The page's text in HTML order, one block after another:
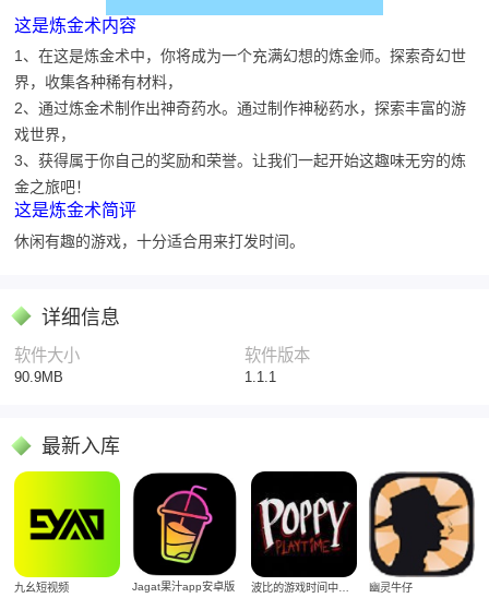
这是炼金术内容
1、在这是炼金术中，你将成为一个充满幻想的炼金师。探索奇幻世
界，收集各种稀有材料，
2、通过炼金术制作出神奇药水。通过制作神秘药水，探索丰富的游
戏世界，
3、获得属于你自己的奖励和荣誉。让我们一起开始这趣味无穷的炼
金之旅吧！
这是炼金术简评
休闲有趣的游戏，十分适合用来打发时间。
详细信息
软件大小
90.9MB
软件版本
1.1.1
最新入库
九幺短视频 Jagat果汁app安卓版 波比的游戏时间中文版 幽灵牛仔